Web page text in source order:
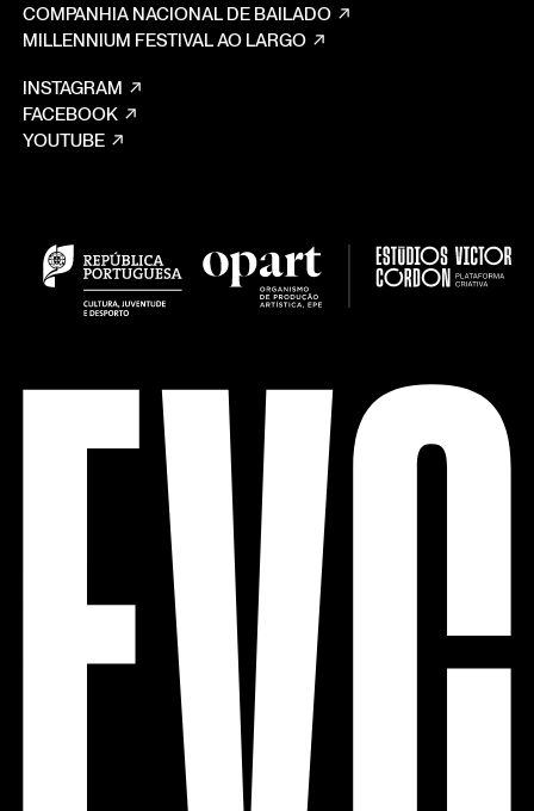
COMPANHIA NACIONAL DE BAILADO
MILLENNIUM FESTIVAL AO LARGO
INSTAGRAM
FACEBOOK
YOUTUBE